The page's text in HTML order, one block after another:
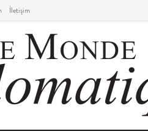
İletişim